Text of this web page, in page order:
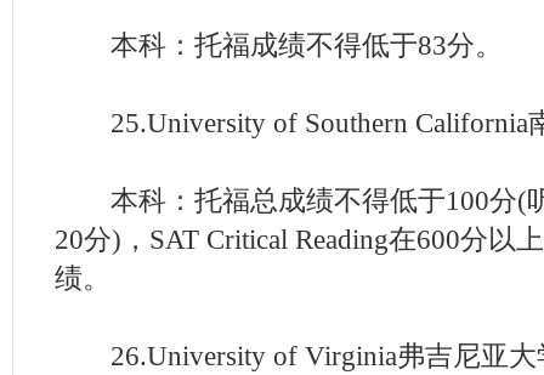
本科：托福成绩不得低于83分。
25.University of Southern California
本科：托福总成绩不得低于100分(
20分)，SAT Critical Reading在600分以
绩。
26.University of Virginia弗吉尼亚大